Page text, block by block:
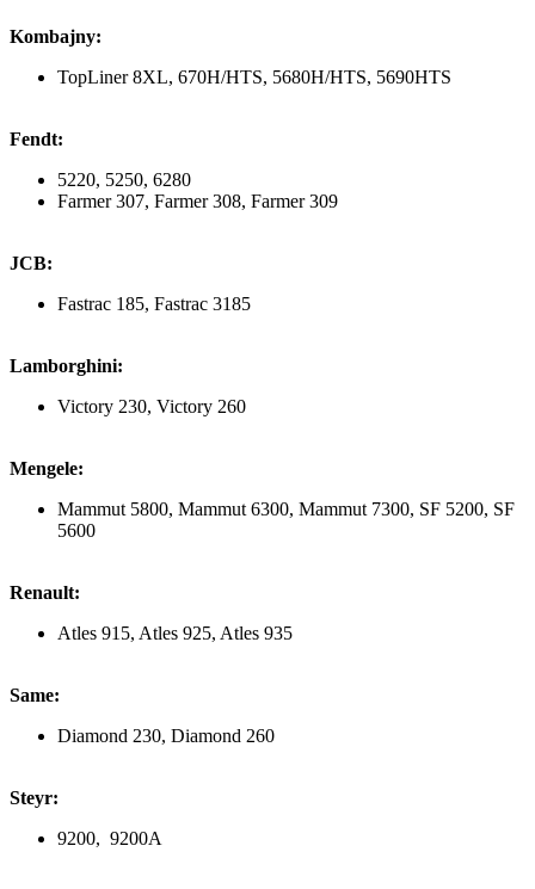
Kombajny:
TopLiner 8XL, 670H/HTS, 5680H/HTS, 5690HTS
Fendt:
5220, 5250, 6280
Farmer 307, Farmer 308, Farmer 309
JCB:
Fastrac 185, Fastrac 3185
Lamborghini:
Victory 230, Victory 260
Mengele:
Mammut 5800, Mammut 6300, Mammut 7300, SF 5200, SF
5600
Renault:
Atles 915, Atles 925, Atles 935
Same:
Diamond 230, Diamond 260
Steyr:
9200, 9200A